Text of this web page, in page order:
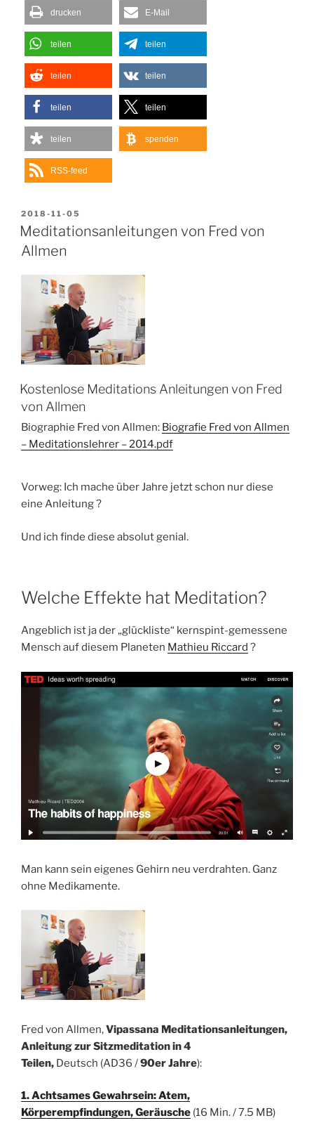
drucken E-Mail
teilen teilen
teilen teilen
teilen teilen
teilen spenden
RSS-feed
VERÖFFENTLICHT
AM
2018-11-05
Meditationsanleitungen von Fred von
Allmen
Kostenlose Meditations Anleitungen von Fred
von Allmen
Biographie Fred von Allmen: Biografie Fred von Allmen
– Meditationslehrer – 2014.pdf
Vorweg: Ich mache über Jahre jetzt schon nur diese
eine Anleitung ?
Und ich finde diese absolut genial.
Welche Effekte hat Meditation?
Angeblich ist ja der „glückliste“ kernspint-gemessene
Mensch auf diesem Planeten Mathieu Riccard ?
Man kann sein eigenes Gehirn neu verdrahten. Ganz
ohne Medikamente.
Fred von Allmen,Vipassana Meditationsanleitungen,
Anleitung zur Sitzmeditation in 4
Teilen, Deutsch (AD36 /90er Jahre):
1. Achtsames Gewahrsein: Atem,
Körperempfindungen, Geräusche (16 Min. / 7.5 MB)